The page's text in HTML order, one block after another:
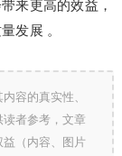
来更高的效益，
发展 。
容的真实性、
者参考，文章
益（内容、图片